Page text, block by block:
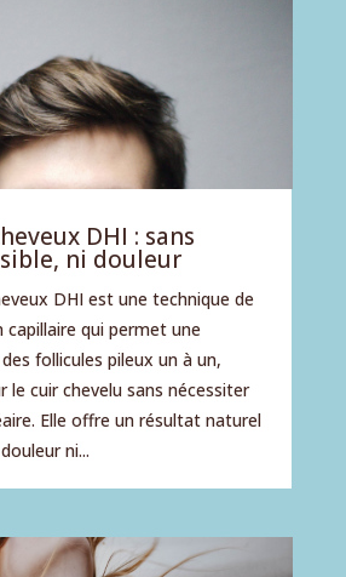
DHI : sans
ni douleur
DHI est une technique de
qui permet une
follicules pileux un à un,
le cuir chevelu sans nécessiter
Elle offre un résultat naturel
ni...